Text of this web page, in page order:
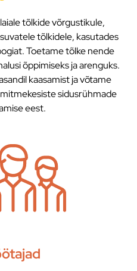
tõlkide võrgustikule,
tõlkidele, kasutades
Toetame tõlke nende
õppimiseks ja arenguks.
kaasamist ja võtame
sidusrühmade
eest.